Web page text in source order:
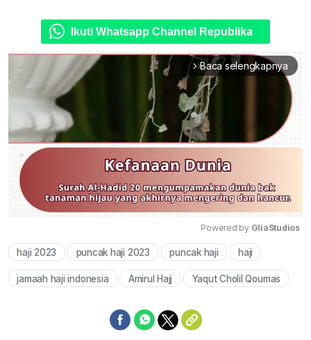
Ikuti Whatsapp Channel Republika
arrow_forward_ios Baca selengkapnya
Mute
Powered by GliaStudios
haji 2023 puncak haji 2023 puncak haji haji
jamaah haji indonesia Amirul Hajj Yaqut Cholil Qoumas